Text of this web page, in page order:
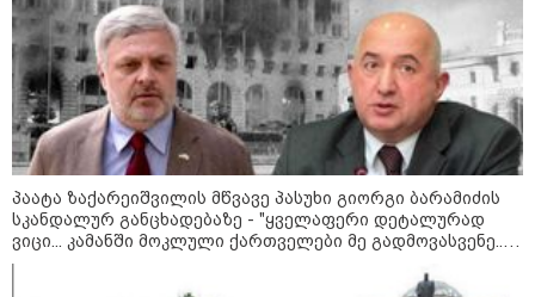
09:52 / 07-08-2026
"რაკეტები ჩვენც გვჭირდება" - დონალდ
ტრამპი უკრაინისთვის Patriot-ის
რაკეტების გაგზავნაზე
პაატა ზაქარეიშვილის მწვავე პასუხი გიორგი ბარამიძის
სკანდალურ განცხადებაზე - "ყველაფერი დეტალურად
ვიცი... კამანში მოკლული ქართველები მე გადმოვასვენე...
ბარამიძე კი ტყუის"